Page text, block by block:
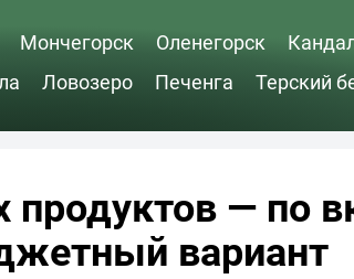
Мончегорск Оленегорск
Ловозеро Печенга Терский
— по
вариант